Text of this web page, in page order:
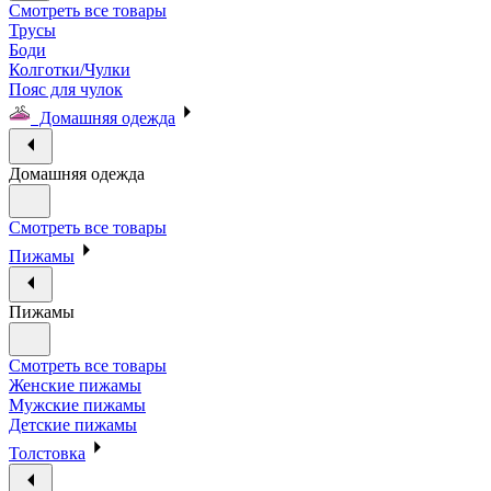
Смотреть все товары
Трусы
Боди
Колготки/Чулки
Пояс для чулок
Домашняя одежда
Домашняя одежда
Смотреть все товары
Пижамы
Пижамы
Смотреть все товары
Женские пижамы
Мужские пижамы
Детские пижамы
Толстовка